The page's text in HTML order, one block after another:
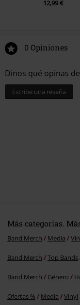
12,99 €
0 Opiniones
Dinos qué opinas
Escribe una reseña
Más categorías.
Band Merch Media
Band Merch Top Bands
Band Merch Género
Ofertas % Media Vinyl